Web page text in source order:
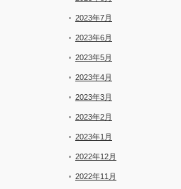
2023年7月
2023年6月
2023年5月
2023年4月
2023年3月
2023年2月
2023年1月
2022年12月
2022年11月